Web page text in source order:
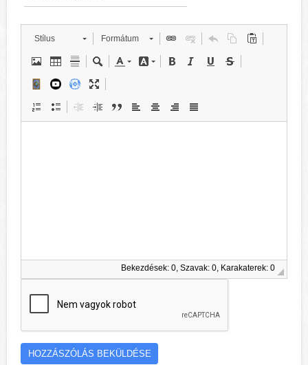
Stílus Formátum
Bekezdések: 0, Szavak: 0, Karakaterek: 0